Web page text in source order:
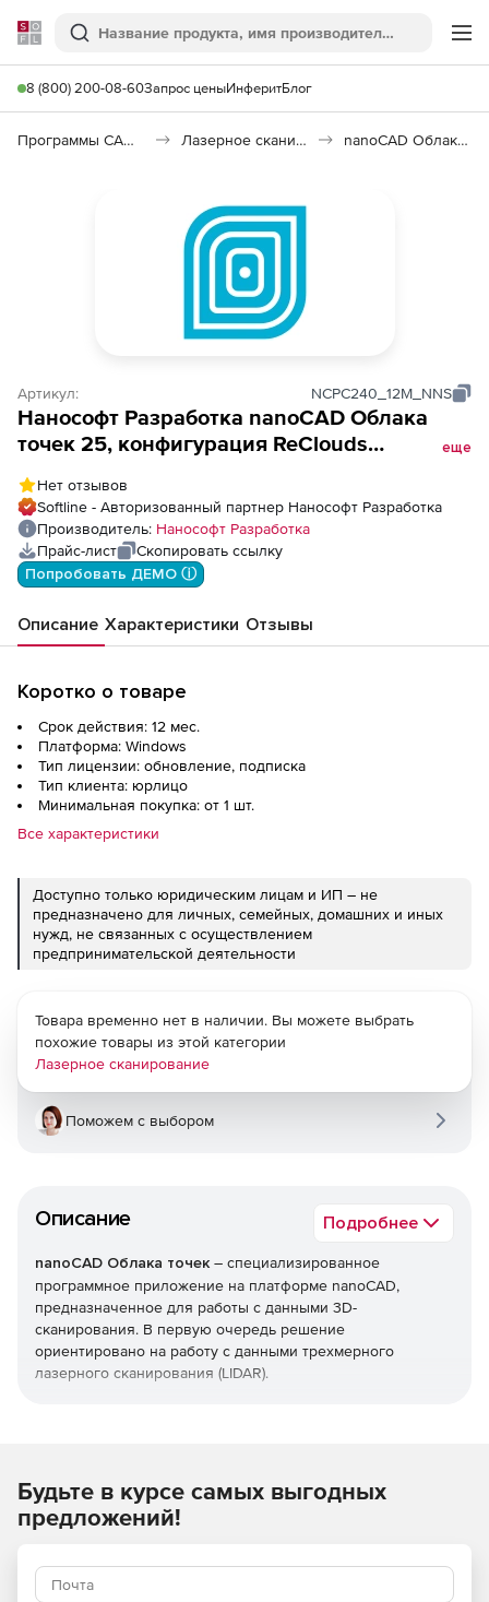
Softline
Поиск
8 (800) 200-08-60Запрос ценыИнферитБлог
Программы САПР и ГИС Лазерное сканирование nanoCAD Облака точек
Артикул: NCPC240_12M_NNS
Нанософт Разработка nanoCAD Облака
точек 25, конфигурация ReClouds
Облака точек 25 (конфигурация ReClouds),
update subscription на 1 год
еще
Нет отзывов
Softline - Авторизованный партнер Нанософт Разработка
Производитель: Нанософт Разработка
Прайс-лист
Скопировать ссылку
Попробовать ДЕМО ⓘ
Описание Характеристики Отзывы
Коротко о товаре
Срок действия: 12 мес.
Платформа: Windows
Тип лицензии: обновление, подписка
Тип клиента: юрлицо
Минимальная покупка: от 1 шт.
Все характеристики
Доступно только юридическим лицам и ИП – не
предназначено для личных, семейных, домашних и иных
нужд, не связанных с осуществлением
предпринимательской деятельности
Описание Подробнее
nanoCAD Облака точек – специализированное
программное приложение на платформе nanoCAD,
предназначенное для работы с данными 3D-
сканирования. В первую очередь решение
ориентировано на работу с данными трехмерного
лазерного сканирования (LIDAR).
программного решения:
регистрация (сшивка);
Товара временно нет в наличии. Вы можете выбрать
похожие товары из этой категории
Лазерное сканирование
Поможем с выбором
Будьте в курсе самых выгодных
предложений!